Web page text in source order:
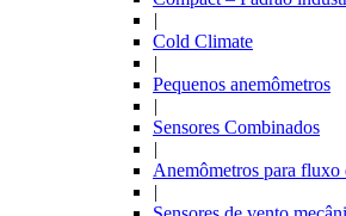
|
Cold Climate
|
Pequenos anemômetros
|
Sensores Combinados
|
Anemômetros para fluxo
|